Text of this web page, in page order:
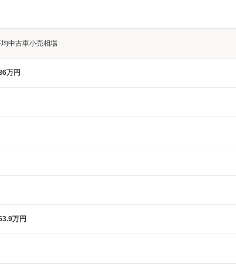
中古車小売相場
万円
万円